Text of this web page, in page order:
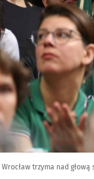
trzyma nad